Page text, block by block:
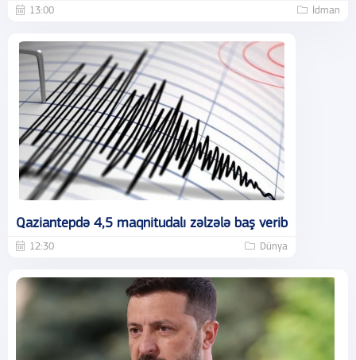
13:00 İdman
Qaziantepdə 4,5 maqnitudalı zəlzələ baş verib
12:30 Dünya